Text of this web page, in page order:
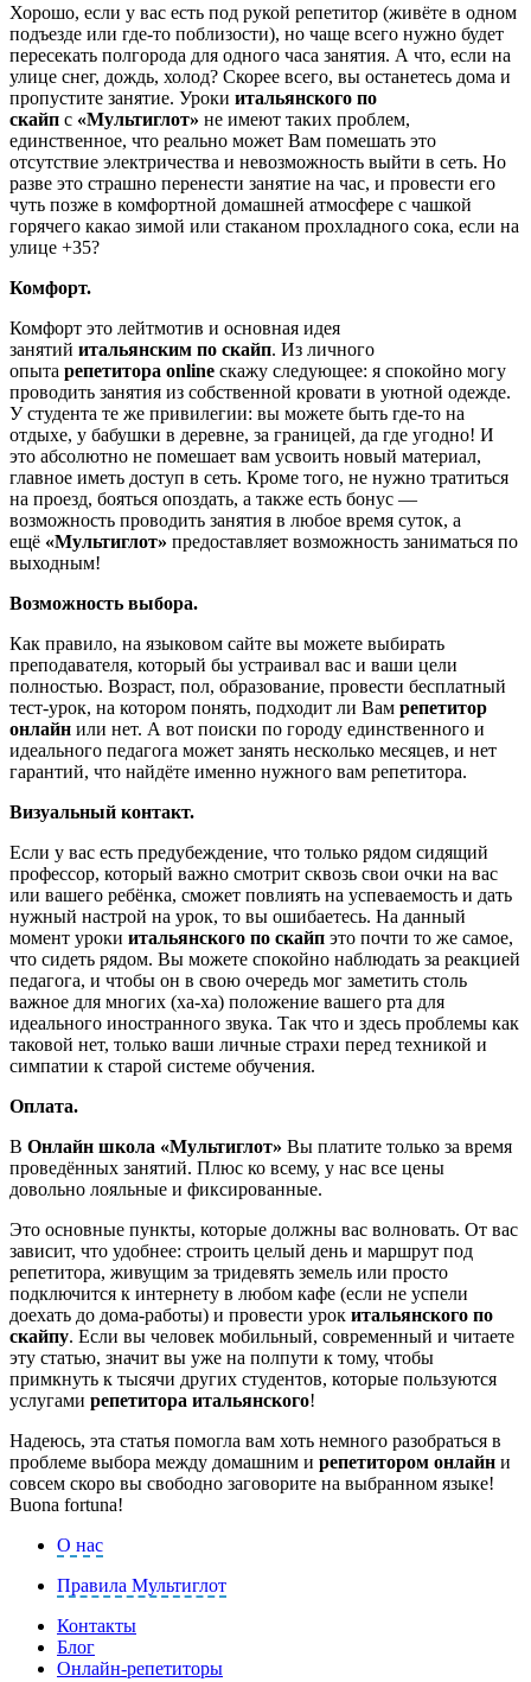
Хорошо, если у вас есть под рукой репетитор (живёте в одном
подъезде или где-то поблизости), но чаще всего нужно будет
пересекать полгорода для одного часа занятия. А что, если на
улице снег, дождь, холод? Скорее всего, вы останетесь дома и
пропустите занятие. Уроки итальянского по
скайп с «Мультиглот» не имеют таких проблем,
единственное, что реально может Вам помешать это
отсутствие электричества и невозможность выйти в сеть. Но
разве это страшно перенести занятие на час, и провести его
чуть позже в комфортной домашней атмосфере с чашкой
горячего какао зимой или стаканом прохладного сока, если на
улице +35?
Комфорт.
Комфорт это лейтмотив и основная идея
занятий итальянским по скайп. Из личного
опыта репетитора online скажу следующее: я спокойно могу
проводить занятия из собственной кровати в уютной одежде.
У студента те же привилегии: вы можете быть где-то на
отдыхе, у бабушки в деревне, за границей, да где угодно! И
это абсолютно не помешает вам усвоить новый материал,
главное иметь доступ в сеть. Кроме того, не нужно тратиться
на проезд, бояться опоздать, а также есть бонус —
возможность проводить занятия в любое время суток, а
ещё «Мультиглот» предоставляет возможность заниматься по
выходным!
Возможность выбора.
Как правило, на языковом сайте вы можете выбирать
преподавателя, который бы устраивал вас и ваши цели
полностью. Возраст, пол, образование, провести бесплатный
тест-урок, на котором понять, подходит ли Вам репетитор
онлайн или нет. А вот поиски по городу единственного и
идеального педагога может занять несколько месяцев, и нет
гарантий, что найдёте именно нужного вам репетитора.
Визуальный контакт.
Если у вас есть предубеждение, что только рядом сидящий
профессор, который важно смотрит сквозь свои очки на вас
или вашего ребёнка, сможет повлиять на успеваемость и дать
нужный настрой на урок, то вы ошибаетесь. На данный
момент уроки итальянского по скайп это почти то же самое,
что сидеть рядом. Вы можете спокойно наблюдать за реакцией
педагога, и чтобы он в свою очередь мог заметить столь
важное для многих (ха-ха) положение вашего рта для
идеального иностранного звука. Так что и здесь проблемы как
таковой нет, только ваши личные страхи перед техникой и
симпатии к старой системе обучения.
Оплата.
В Онлайн школа «Мультиглот» Вы платите только за время
проведённых занятий. Плюс ко всему, у нас все цены
довольно лояльные и фиксированные.
Это основные пункты, которые должны вас волновать. От вас
зависит, что удобнее: строить целый день и маршрут под
репетитора, живущим за тридевять земель или просто
подключится к интернету в любом кафе (если не успели
доехать до дома-работы) и провести урок итальянского по
скайпу. Если вы человек мобильный, современный и читаете
эту статью, значит вы уже на полпути к тому, чтобы
примкнуть к тысячи других студентов, которые пользуются
услугами репетитора итальянского!
Надеюсь, эта статья помогла вам хоть немного разобраться в
проблеме выбора между домашним и репетитором онлайн и
совсем скоро вы свободно заговорите на выбранном языке!
Buona fortuna!
О нас
Правила Мультиглот
Контакты
Блог
Онлайн-репетиторы